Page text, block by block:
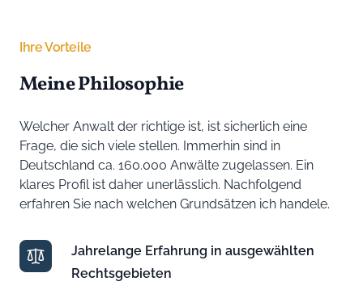
Ihre Vorteile
Meine Philosophie
Welcher Anwalt der richtige ist, ist sicherlich eine
Frage, die sich viele stellen. Immerhin sind in
Deutschland ca. 160.000 Anwälte zugelassen. Ein
klares Profil ist daher unerlässlich. Nachfolgend
erfahren Sie nach welchen Grundsätzen ich handele.
Jahrelange Erfahrung in ausgewählten
Rechtsgebieten